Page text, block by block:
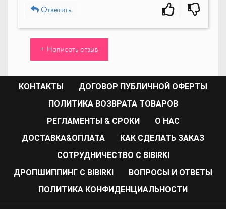
Ответить
+ Написать отзыв
КОНТАКТЫ
ДОГОВОР ПУБЛИЧНОЙ ОФЕРТЫ
ПОЛИТИКА ВОЗВРАТА ТОВАРОВ
РЕГЛАМЕНТЫ & СРОКИ
О НАС
ДОСТАВКА&ОПЛАТА
КАК СДЕЛАТЬ ЗАКАЗ
CОТРУДНИЧЕСТВО С BIBIRKI
ДРОПШИППИНГ С BIBIRKI
ВОПРОСЫ И ОТВЕТЫ
ПОЛИТИКА КОНФИДЕНЦИАЛЬНОСТИ